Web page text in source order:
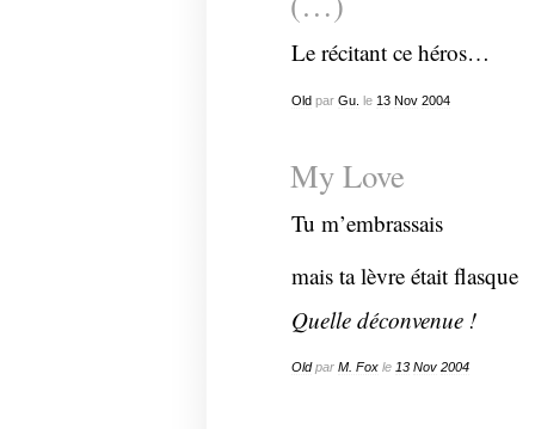
Le récitant ce héros…
Oldpar Gu. le 13 Nov 2004
My Love
Tu m’embrassais
mais ta lèvre était flasque
Quelle déconvenue !
Oldpar M. Foxle 13 Nov 2004